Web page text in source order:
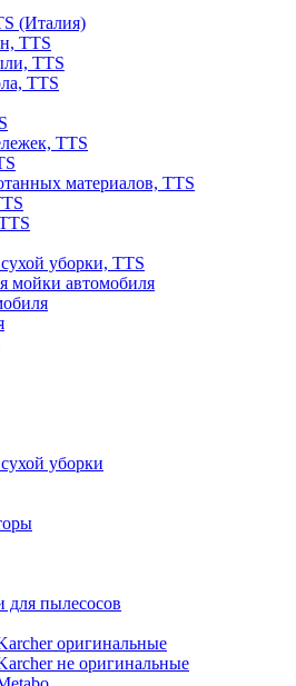
(Италия)
TTS
TTS
TTS
TTS
материалов, TTS
уборки, TTS
мойки автомобиля
уборки
пылесосов
оригинальные
не оригинальные